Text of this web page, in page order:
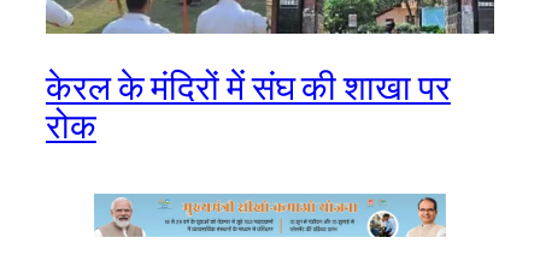
केरल के मंदिरों में संघ की शाखा पर
रोक